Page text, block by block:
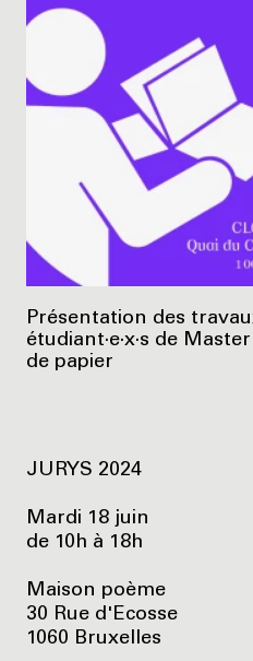
Présentation des
étudiant·e·x·s de
de papier
JURYS 2024
Mardi 18 juin
de 10h à 18h
Maison poème
30 Rue d'Ecosse
1060 Bruxelles